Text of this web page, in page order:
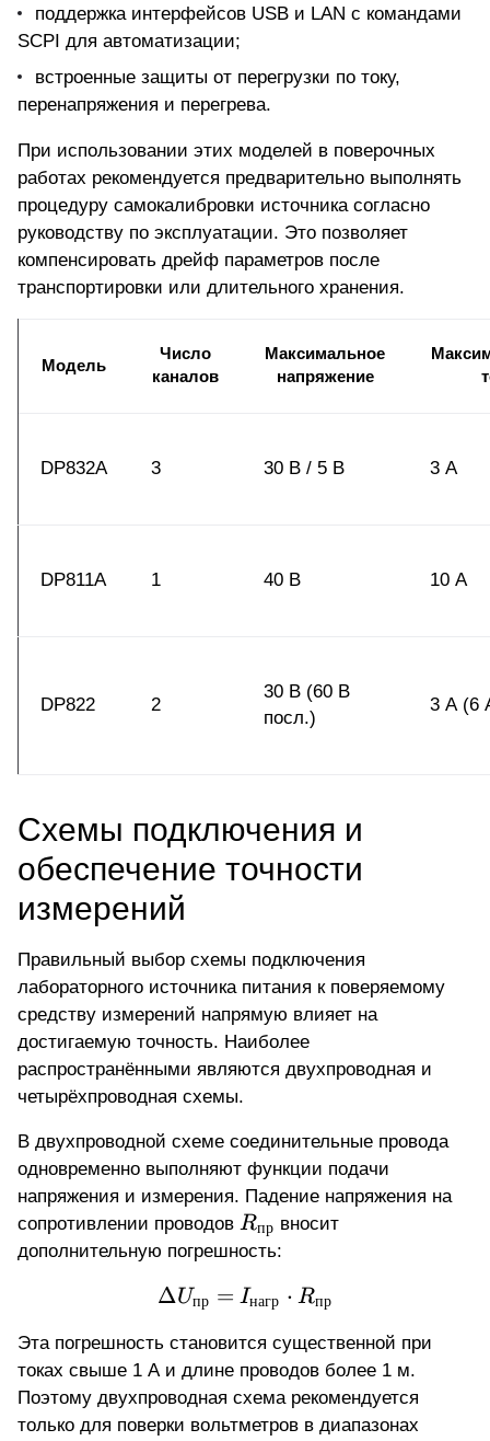
поддержка интерфейсов USB и LAN с командами
SCPI для автоматизации;
встроенные защиты от перегрузки по току,
перенапряжения и перегрева.
При использовании этих моделей в поверочных
работах рекомендуется предварительно выполнять
процедуру самокалибровки источника согласно
руководству по эксплуатации. Это позволяет
компенсировать дрейф параметров после
транспортировки или длительного хранения.
Модель
Число
каналов
Максимальное
напряжение
DP832A 3 30 В / 5 В 3 А
DP811A 1 40 В 10 А
DP822 2
30 В (60 В
посл.)
3 А (6
Схемы подключения и
обеспечение точности
измерений
Правильный выбор схемы подключения
лабораторного источника питания к поверяемому
средству измерений напрямую влияет на
достигаемую точность. Наиболее
распространёнными являются двухпроводная и
четырёхпроводная схемы.
В двухпроводной схеме соединительные провода
одновременно выполняют функции подачи
напряжения и измерения. Падение напряжения на
сопротивлении проводов R_{\text{пр}}
Rпр вносит
дополнительную погрешность:
\Delta U_{\text{пр}}
ΔUпр = Iнагр ⋅ Rпр
Эта погрешность становится существенной при
токах свыше 1 А и длине проводов более 1 м.
Поэтому двухпроводная схема рекомендуется
только для поверки вольтметров в диапазонах